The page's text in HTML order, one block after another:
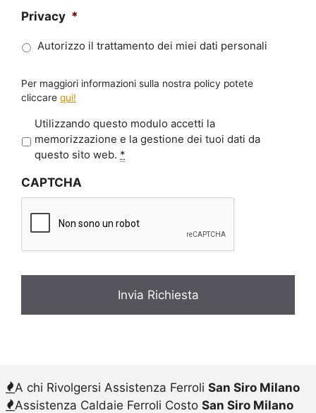
Privacy *
Autorizzo il trattamento dei miei dati personali
Per maggiori informazioni sulla nostra policy potete
cliccare qui!
r
a
c
*
Utilizzando questo modulo accetti la
memorizzazione e la gestione dei tuoi dati da
questo sito web. *
CAPTCHA
A chi Rivolgersi Assistenza Ferroli San Siro Milano
Assistenza Caldaie Ferroli Costo San Siro Milano